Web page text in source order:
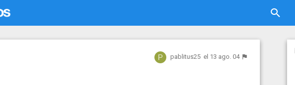
pablitus25 el 13 ago. 04